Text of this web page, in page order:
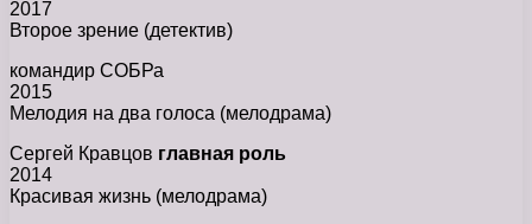
2017
Второе зрение (детектив)
командир СОБРа
2015
Мелодия на два голоса (мелодрама)
Сергей Кравцов главная роль
2014
Красивая жизнь (мелодрама)